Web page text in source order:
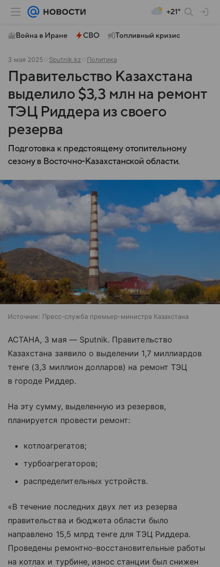
+21°
Война в Иране СВО Топливный кризис
3 мая 2025 Sputnik.kz Политика
Правительство Казахстана
выделило $3,3 млн на ремонт
ТЭЦ Риддера из своего
резерва
Подготовка к предстоящему отопительному
сезону в Восточно-Казахстанской области.
Источник: Пресс-служба премьер-министра Казахстана
АСТАНА, 3 мая — Sputnik. Правительство
Казахстана заявило о выделении 1,7 миллиардов
тенге (3,3 миллион долларов) на ремонт ТЭЦ
в городе Риддер.
На эту сумму, выделенную из резервов,
планируется провести ремонт:
котлоагрегатов;
турбоагрегаторов;
распределительных устройств.
«В течение последних двух лет из резерва
правительства и бюджета области было
направлено 15,5 млрд тенге для ТЭЦ Риддера.
Проведены ремонтно-восстановительные работы
на котлах и турбине, износ станции был снижен